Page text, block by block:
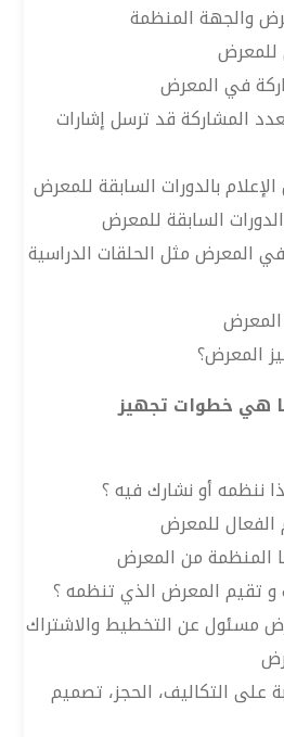
والجهة المنظمة
للمعرض
في المعرض
المشاركة قد ترسل إشارات
بالدورات السابقة للمعرض
السابقة للمعرض
المعرض مثل الحلقات الدراسية
المعرض؟
هي خطوات تجهيز
ننظمه أو نشارك فيه ؟
الفعال للمعرض
المنظمة من المعرض
تقيم المعرض الذي تنظمه ؟
مسئول عن التخطيط والاشتراك
على التكاليف، الحجز، تصميم